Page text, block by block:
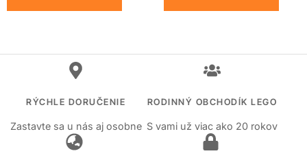
RÝCHLE DORUČENIE
Zastavte sa u nás aj osobne
RODINNÝ OBCHODÍK LEGO
S vami už viac ako 20 rokov